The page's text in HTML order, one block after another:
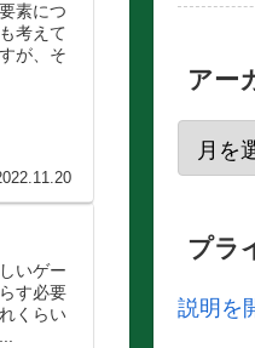
素につ
考えて
が、そ
いゲー
す必要
くらい
アー
プラ
説明を